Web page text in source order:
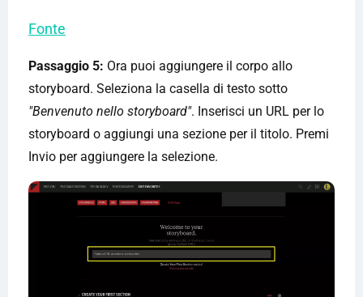
Fonte
Passaggio 5: Ora puoi aggiungere il corpo allo
storyboard. Seleziona la casella di testo sotto
"Benvenuto nello storyboard". Inserisci un URL per lo
storyboard o aggiungi una sezione per il titolo. Premi
Invio per aggiungere la selezione.